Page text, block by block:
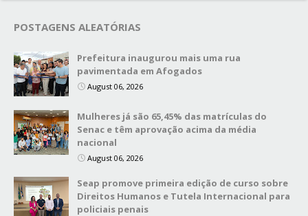
POSTAGENS ALEATÓRIAS
Prefeitura inaugurou mais uma rua
pavimentada em Afogados
August 06, 2026
Mulheres já são 65,45% das matrículas do
Senac e têm aprovação acima da média
nacional
August 06, 2026
Seap promove primeira edição de curso sobre
Direitos Humanos e Tutela Internacional para
policiais penais